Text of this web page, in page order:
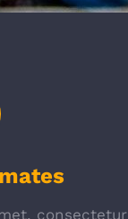
consectetur